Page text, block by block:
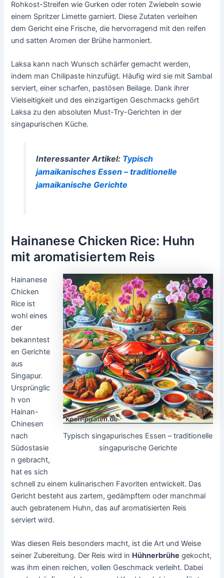
Rohkost-Streifen wie Gurken oder roten Zwiebeln sowie
einem Spritzer Limette garniert. Diese Zutaten verleihen
dem Gericht eine Frische, die hervorragend mit den reifen
und satten Aromen der Brühe harmoniert.
Laksa kann nach Wunsch schärfer gemacht werden,
indem man Chilipaste hinzufügt. Häufig wird sie mit Sambal
serviert, einer scharfen, pastösen Beilage. Dank ihrer
Vielseitigkeit und des einzigartigen Geschmacks gehört
Laksa zu den absoluten Must-Try-Gerichten in der
singapurischen Küche.
Interessanter Artikel: Typisch
jamaikanisches Essen – traditionelle
jamaikanische Gerichte
Hainanese Chicken Rice: Huhn
mit aromatisiertem Reis
Typisch singapurisches Essen – traditionelle
singapurische Gerichte
Hainanese
Chicken
Rice ist
wohl eines
der
bekanntest
en Gerichte
aus
Singapur.
Ursprünglic
h von
Hainan-
Chinesen
nach
Südostasie
n gebracht,
hat es sich
schnell zu einem kulinarischen Favoriten entwickelt. Das
Gericht besteht aus zartem, gedämpftem oder manchmal
auch gebratenem Huhn, das auf aromatisierten Reis
serviert wird.
Was diesen Reis besonders macht, ist die Art und Weise
seiner Zubereitung. Der Reis wird in Hühnerbrühe gekocht,
was ihm einen reichen, vollen Geschmack verleiht. Dabei